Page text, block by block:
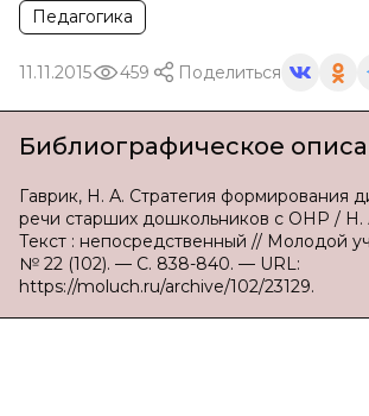
Педагогика
11.11.2015 459 Поделиться
Библиографическое
Гаврик, Н. А. Стратегия формирования
речи старших дошкольников с ОНР / Н.
Текст : непосредственный // Молодой
№ 22 (102). — С. 838-840. — URL:
https://moluch.ru/archive/102/23129.